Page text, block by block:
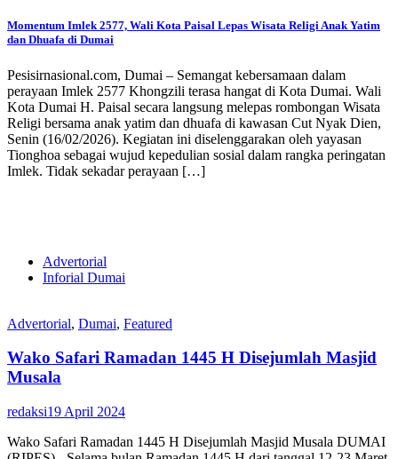
Momentum Imlek 2577, Wali Kota Paisal Lepas Wisata Religi Anak Yatim
dan Dhuafa di Dumai
Pesisirnasional.com, Dumai – Semangat kebersamaan dalam
perayaan Imlek 2577 Khongzili terasa hangat di Kota Dumai. Wali
Kota Dumai H. Paisal secara langsung melepas rombongan Wisata
Religi bersama anak yatim dan dhuafa di kawasan Cut Nyak Dien,
Senin (16/02/2026). Kegiatan ini diselenggarakan oleh yayasan
Tionghoa sebagai wujud kepedulian sosial dalam rangka peringatan
Imlek. Tidak sekadar perayaan […]
Advertorial
Inforial Dumai
Advertorial, Dumai, Featured
Wako Safari Ramadan 1445 H Disejumlah Masjid
Musala
redaksi19 April 2024
Wako Safari Ramadan 1445 H Disejumlah Masjid Musala DUMAI